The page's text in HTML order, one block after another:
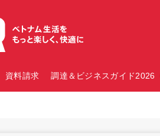
資料請求 調達＆ビジネスガイド2026